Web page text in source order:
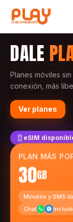
DALE
Planes móviles
conexión, más
Ver planes
eSIM
PLAN MÁS
30GB
Minutos y SMS
Chat